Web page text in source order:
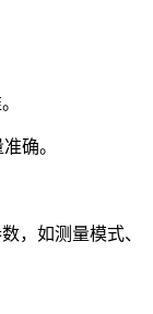
确。
，如测量模式、